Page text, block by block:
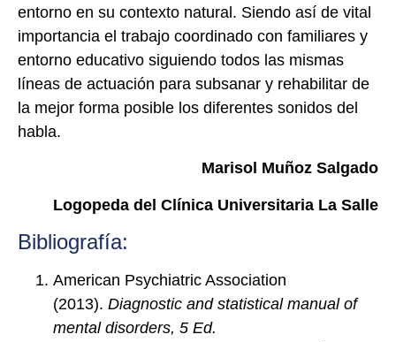
entorno en su contexto natural. Siendo así de vital
importancia el trabajo coordinado con familiares y
entorno educativo siguiendo todos las mismas
líneas de actuación para subsanar y rehabilitar de
la mejor forma posible los diferentes sonidos del
habla.
Marisol Muñoz Salgado
Logopeda del Clínica Universitaria La Salle
Bibliografía:
American Psychiatric Association
(2013). Diagnostic and statistical manual of
mental disorders, 5 Ed.